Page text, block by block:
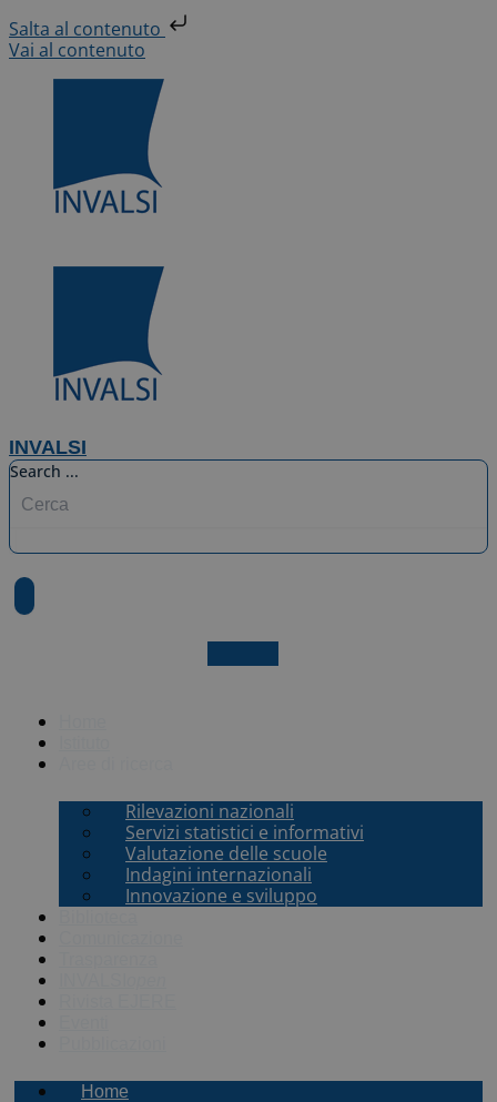
Salta al contenuto
Vai al contenuto
INVALSI
Search ...
Rilevazioni nazionali
Servizi statistici e informativi
Valutazione delle scuole
Indagini internazionali
Innovazione e sviluppo
Home